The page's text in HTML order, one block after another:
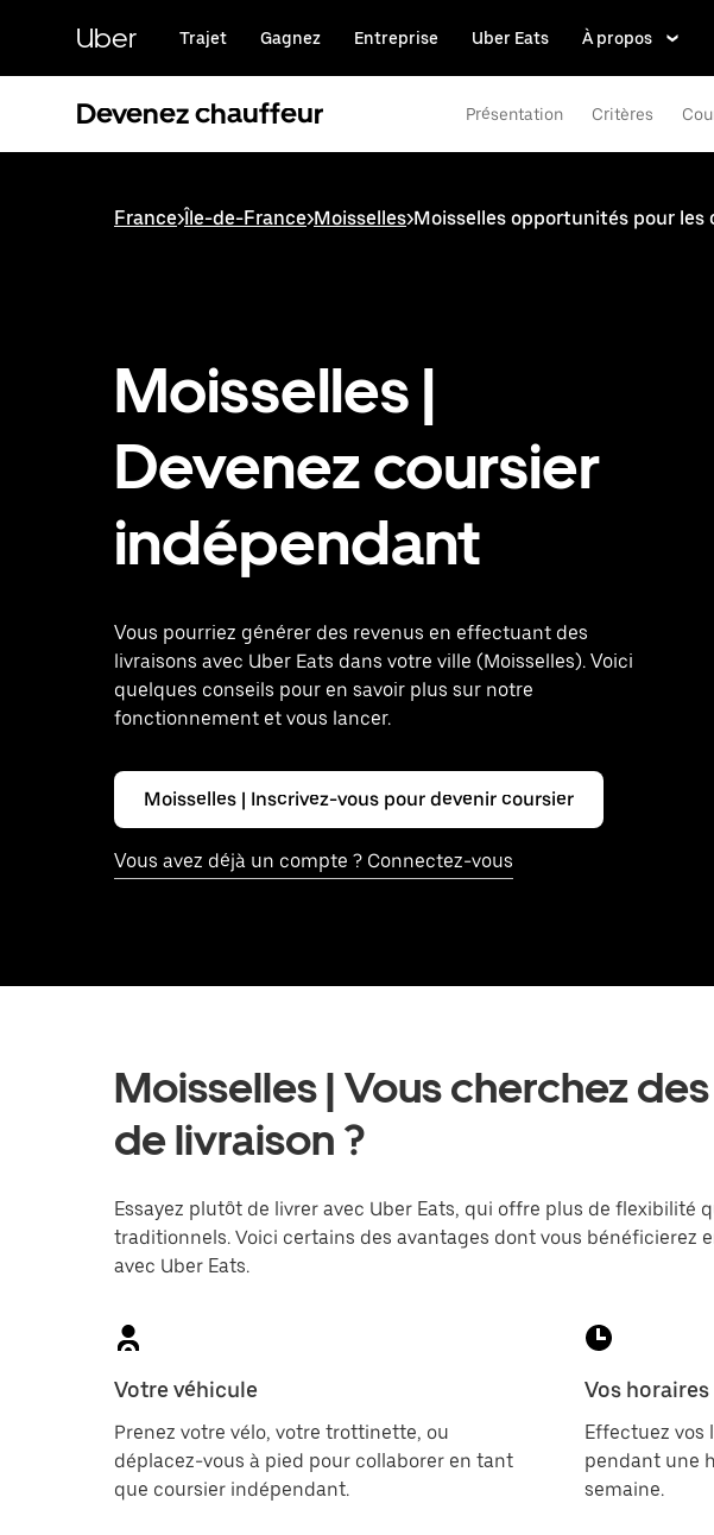
principal
Uber Trajet Gagnez Entreprise Uber Eats À propos
Devenez chauffeur Présentation Critères
France>Île-de-France>Moisselles>Moisselles opportunités pour les
Moisselles |
Devenez coursier
indépendant
Vous pourriez générer des revenus en effectuant des
livraisons avec Uber Eats dans votre ville (Moisselles). Voici
quelques conseils pour en savoir plus sur notre
fonctionnement et vous lancer.
Moisselles | Inscrivez-vous pour devenir coursier
Vous avez déjà un compte ? Connectez-vous
Moisselles | Vous cherchez
de livraison ?
Essayez plutôt de livrer avec Uber Eats, qui offre plus de flexibilité
traditionnels. Voici certains des avantages dont vous bénéficierez
avec Uber Eats.
Votre véhicule
Prenez votre vélo, votre trottinette, ou
déplacez-vous à pied pour collaborer en tant
que coursier indépendant.
Vos horaires
Effectuez vos
pendant une
semaine.